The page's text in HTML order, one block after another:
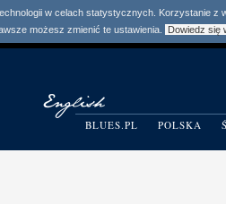
w celach statystycznych. Korzystanie
możesz zmienić te ustawienia.
Dowiedz się
BLUES.PL POLSKA